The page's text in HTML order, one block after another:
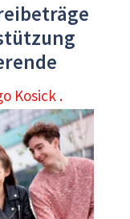
Kosick .